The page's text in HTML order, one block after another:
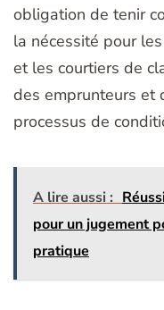
obligation de tenir
la nécessité pour
et les courtiers de
des emprunteurs et
processus de
A lire aussi :
pour un jugement
pratique